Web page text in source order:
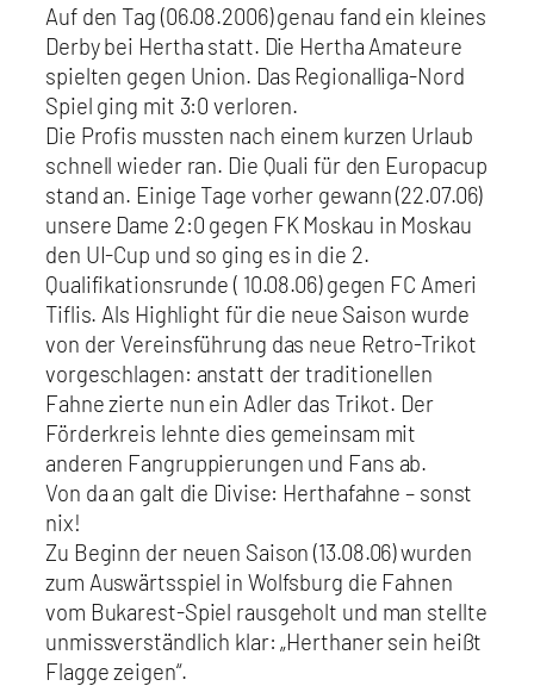
Auf den Tag (06.08.2006) genau fand ein kleines
Derby bei Hertha statt. Die Hertha Amateure
spielten gegen Union. Das Regionalliga-Nord
Spiel ging mit 3:0 verloren.
Die Profis mussten nach einem kurzen Urlaub
schnell wieder ran. Die Quali für den Europacup
stand an. Einige Tage vorher gewann (22.07.06)
unsere Dame 2:0 gegen FK Moskau in Moskau
den UI-Cup und so ging es in die 2.
Qualifikationsrunde ( 10.08.06) gegen FC Ameri
Tiflis. Als Highlight für die neue Saison wurde
von der Vereinsführung das neue Retro-Trikot
vorgeschlagen: anstatt der traditionellen
Fahne zierte nun ein Adler das Trikot. Der
Förderkreis lehnte dies gemeinsam mit
anderen Fangruppierungen und Fans ab.
Von da an galt die Divise: Herthafahne – sonst
nix!
Zu Beginn der neuen Saison (13.08.06) wurden
zum Auswärtsspiel in Wolfsburg die Fahnen
vom Bukarest-Spiel rausgeholt und man stellte
unmissverständlich klar: „Herthaner sein heißt
Flagge zeigen“.